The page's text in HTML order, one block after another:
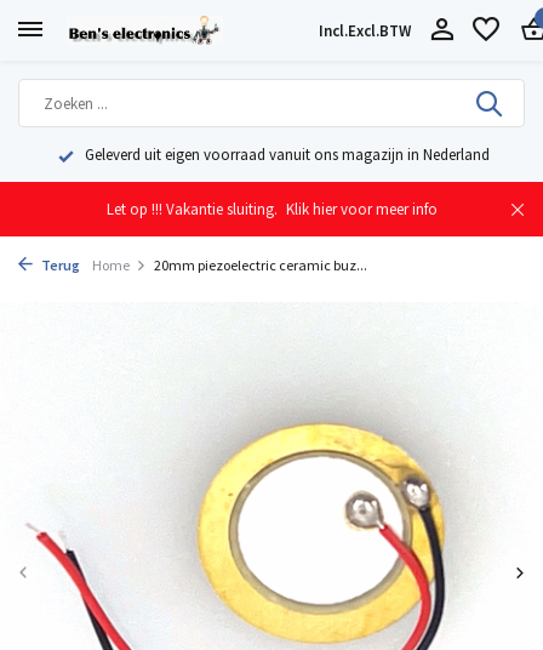
Incl.Excl.BTW
Geleverd uit eigen voorraad vanuit ons magazijn in Nederland
Let op !!! Vakantie sluiting. Klik hier voor meer info
Terug Home 20mm piezoelectric ceramic buz...